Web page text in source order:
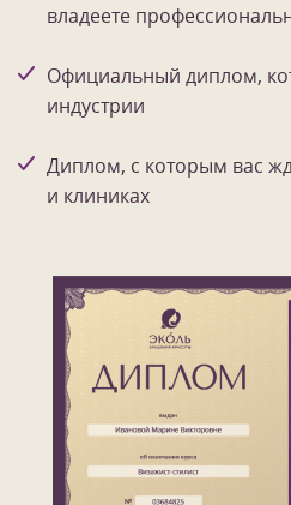
владеете
Официальный диплом,
индустрии
Диплом, с которым вас
и клиниках